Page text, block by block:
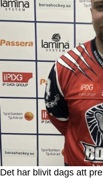
Det har blivit dags att